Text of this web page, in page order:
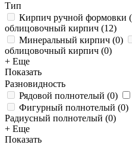
Тип
Кирпич ручной формовки (
облицовочный кирпич (12)
Минеральный кирпич (0)
облицовочный кирпич (0)
+ Еще
Показать
Разновидность
Рядовой полнотелый (0)
Фигурный полнотелый (0)
Радиусный полнотелый (0)
+ Еще
Показать